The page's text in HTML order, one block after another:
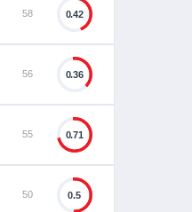
58 0.42
56 0.36
55 0.71
50 0.5